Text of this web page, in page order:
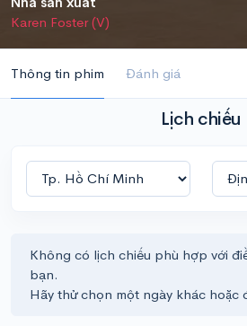
Karen Foster (V)
Thông tin phim Đánh giá
Lịch chiếu
Không có lịch chiếu phù hợp với
bạn.
Hãy thử chọn một ngày khác hoặc